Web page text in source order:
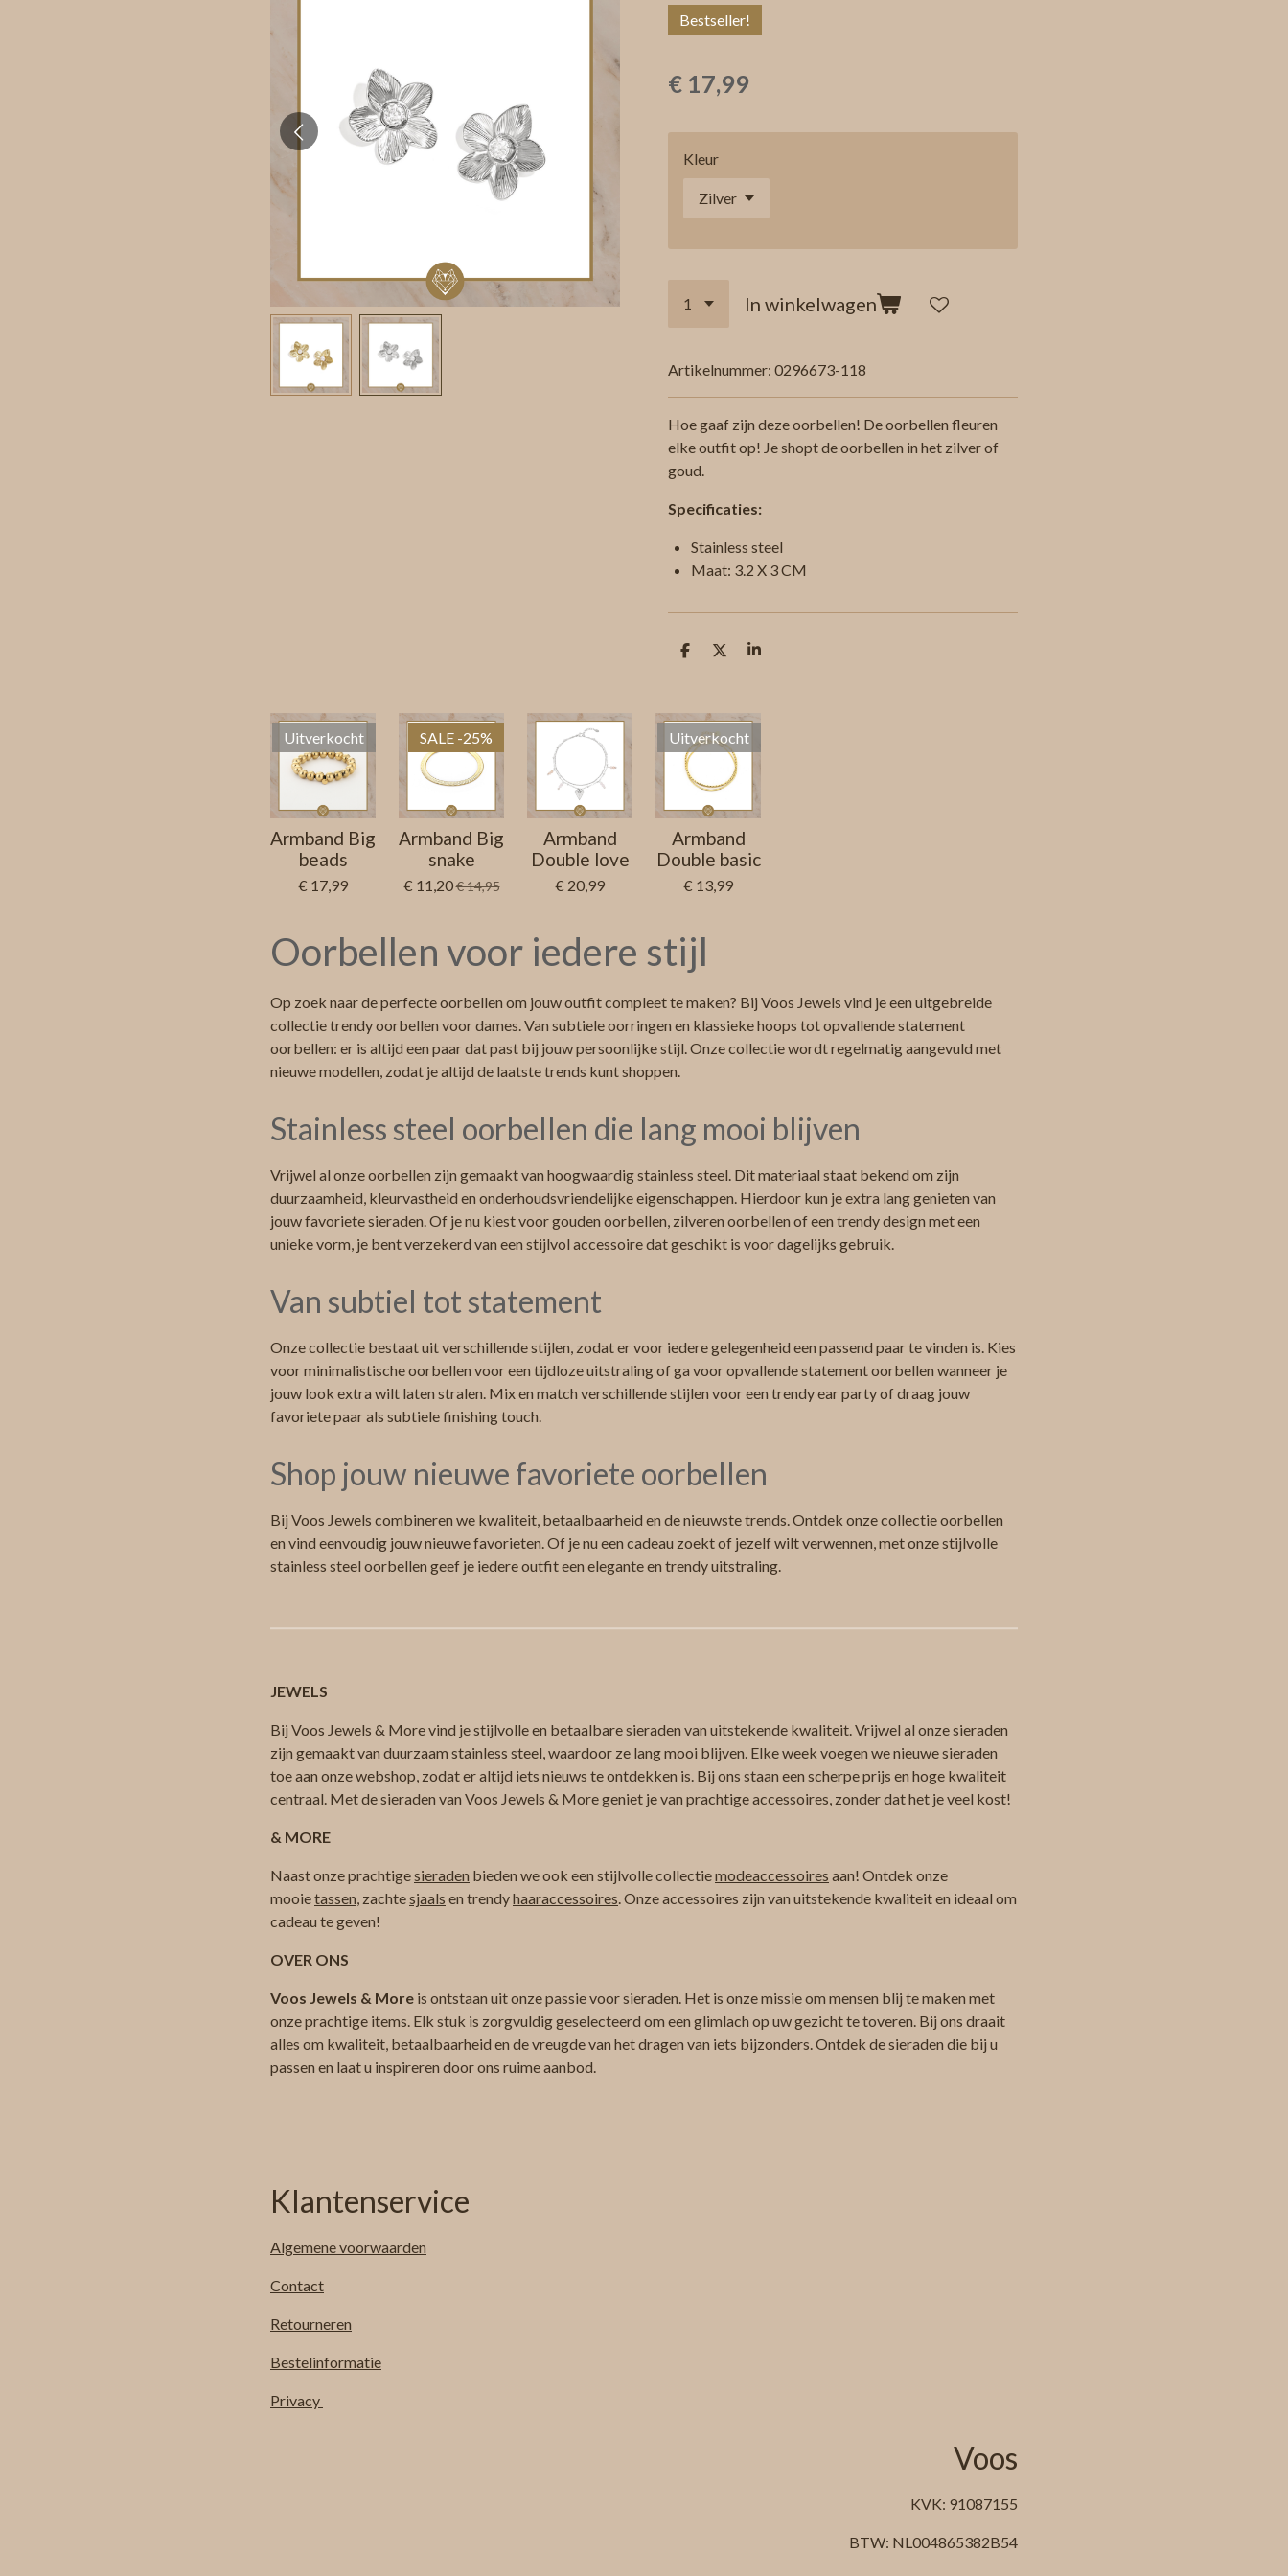
Bestseller!
€ 17,99
Kleur
In winkelwagen
Artikelnummer: 0296673-118
Hoe gaaf zijn deze oorbellen! De oorbellen fleuren
elke outfit op! Je shopt de oorbellen in het zilver of
goud.
Specificaties:
Stainless steel
Maat: 3.2 X 3 CM
D
n
D
S
Uitverkocht
Armband Big
beads
€ 17,99
SALE -25%
Armband Big
snake
€ 11,20€ 14,95
Armband
Double love
€ 20,99
Uitverkocht
Armband
Double basic
€ 13,99
Oorbellen voor iedere stijl
Op zoek naar de perfecte oorbellen om jouw outfit compleet te maken? Bij Voos Jewels vind je een uitgebreide
collectie trendy oorbellen voor dames. Van subtiele oorringen en klassieke hoops tot opvallende statement
oorbellen: er is altijd een paar dat past bij jouw persoonlijke stijl. Onze collectie wordt regelmatig aangevuld met
nieuwe modellen, zodat je altijd de laatste trends kunt shoppen.
Stainless steel oorbellen die lang mooi blijven
Vrijwel al onze oorbellen zijn gemaakt van hoogwaardig stainless steel. Dit materiaal staat bekend om zijn
duurzaamheid, kleurvastheid en onderhoudsvriendelijke eigenschappen. Hierdoor kun je extra lang genieten van
jouw favoriete sieraden. Of je nu kiest voor gouden oorbellen, zilveren oorbellen of een trendy design met een
unieke vorm, je bent verzekerd van een stijlvol accessoire dat geschikt is voor dagelijks gebruik.
Van subtiel tot statement
Onze collectie bestaat uit verschillende stijlen, zodat er voor iedere gelegenheid een passend paar te vinden is. Kies
voor minimalistische oorbellen voor een tijdloze uitstraling of ga voor opvallende statement oorbellen wanneer je
jouw look extra wilt laten stralen. Mix en match verschillende stijlen voor een trendy ear party of draag jouw
favoriete paar als subtiele finishing touch.
Shop jouw nieuwe favoriete oorbellen
Bij Voos Jewels combineren we kwaliteit, betaalbaarheid en de nieuwste trends. Ontdek onze collectie oorbellen
en vind eenvoudig jouw nieuwe favorieten. Of je nu een cadeau zoekt of jezelf wilt verwennen, met onze stijlvolle
stainless steel oorbellen geef je iedere outfit een elegante en trendy uitstraling.
JEWELS
Bij Voos Jewels & More vind je stijlvolle en betaalbaresieraden van uitstekende kwaliteit. Vrijwel al onze sieraden
zijn gemaakt van duurzaam stainless steel, waardoor ze lang mooi blijven. Elke week voegen we nieuwe sieraden
toe aan onze webshop, zodat er altijd iets nieuws te ontdekken is. Bij ons staan een scherpe prijs en hoge kwaliteit
centraal. Met de sieraden van Voos Jewels & More geniet je van prachtige accessoires, zonder dat het je veel kost!
& MORE
Naast onze prachtigesieraden bieden we ook een stijlvolle collectiemodeaccessoires aan! Ontdek onze
mooietassen, zachtesjaals en trendyhaaraccessoires. Onze accessoires zijn van uitstekende kwaliteit en ideaal om
cadeau te geven!
OVER ONS
Voos Jewels & More is ontstaan uit onze passie voor sieraden. Het is onze missie om mensen blij te maken met
onze prachtige items. Elk stuk is zorgvuldig geselecteerd om een glimlach op uw gezicht te toveren. Bij ons draait
alles om kwaliteit, betaalbaarheid en de vreugde van het dragen van iets bijzonders. Ontdek de sieraden die bij u
passen en laat u inspireren door ons ruime aanbod.
Klantenservice
Algemenevoorwaarden
Contact
Retourneren
Bestelinformatie
Privacy
Voos
KVK: 91087155
BTW: NL004865382B54